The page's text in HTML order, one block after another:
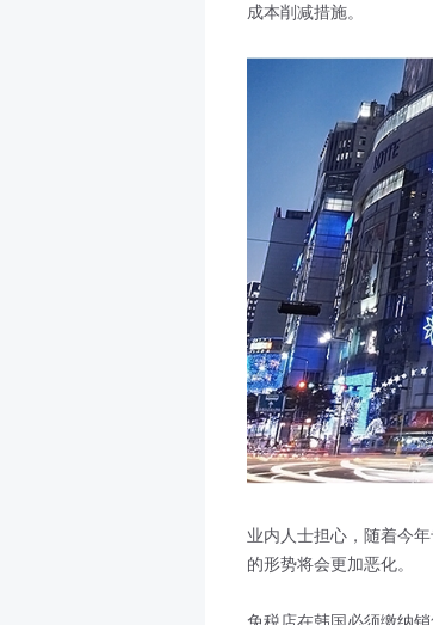
成本削减措施。
业内人士担心，随着今
的形势将会更加恶化。